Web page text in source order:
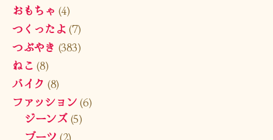
おもちゃ (4)
つくったよ(7)
つぶやき (383)
ねこ (8)
バイク (8)
ファッション(6)
ジーンズ(5)
ブーツ (2)